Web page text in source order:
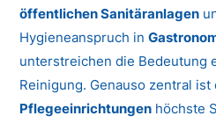
öffentlichen Sanitäranlagen
Hygieneanspruch in
unterstreichen die Bedeutung
Reinigung. Genauso zentral ist
Pflegeeinrichtungen höchste